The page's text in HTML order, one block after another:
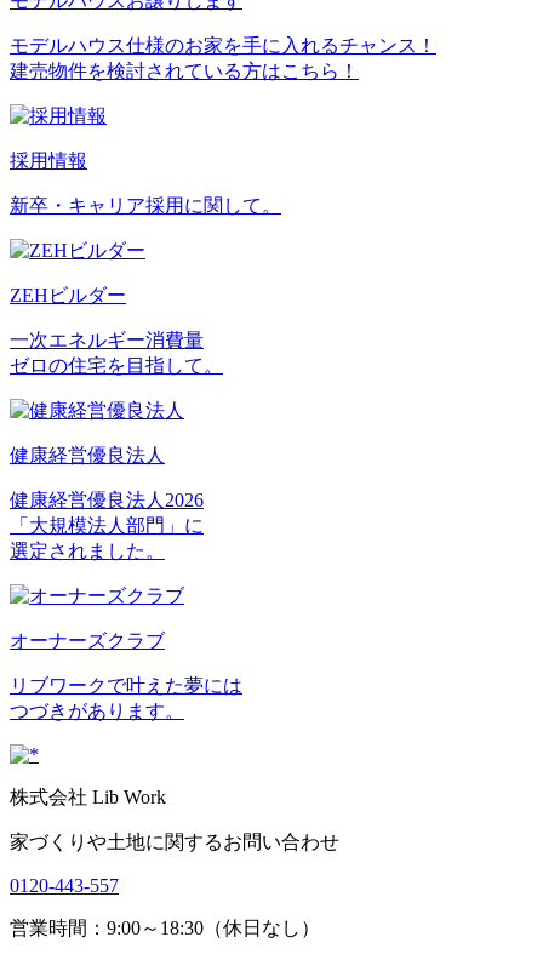
モデルハウス仕様のお家を手に入れるチャンス！
建売物件を検討されている方はこちら！
採用情報
新卒・キャリア採用に関して。
ZEHビルダー
一次エネルギー消費量
ゼロの住宅を目指して。
健康経営優良法人
健康経営優良法人2026
「大規模法人部門」に
選定されました。
オーナーズクラブ
リブワークで叶えた夢には
つづきがあります。
株式会社 Lib Work
家づくりや土地に関するお問い合わせ
0120-443-557
営業時間：9:00～18:30（休日なし）